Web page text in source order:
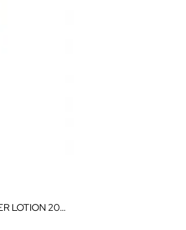
AFTER SUN C+C VITAMIN SUMMER LOTION 200 ML NATURA BISSÉ